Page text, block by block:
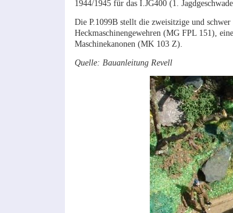
1944/1945 für das I.JG400 (1.
Die P.1099B stellt die zweisitzige und
Heckmaschinengewehren (MG FPL 151),
Maschinekanonen (MK 103 Z).
Quelle: Bauanleitung Revell